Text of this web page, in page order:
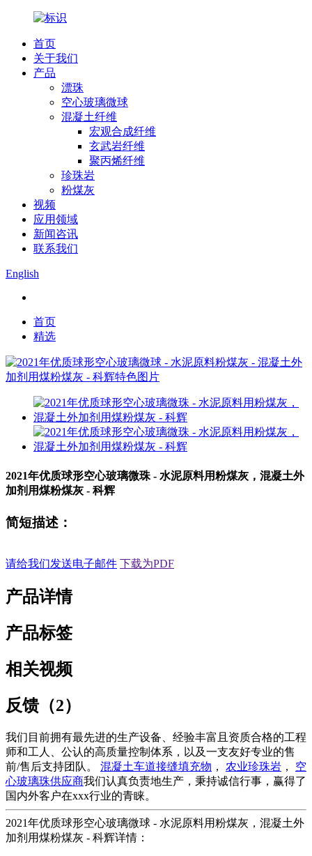
首页
关于我们
产品
漂珠
空心玻璃微球
混凝土纤维
宏观合成纤维
玄武岩纤维
聚丙烯纤维
珍珠岩
粉煤灰
视频
应用领域
新闻咨讯
联系我们
English
首页
精选
2021年优质球形空心玻璃微珠 - 水泥原料用粉煤灰，混凝土外
加剂用煤粉煤灰 - 科辉
简短描述：
请给我们发送电子邮件 下载为PDF
产品详情
产品标签
相关视频
反馈（2）
我们目前拥有最先进的生产设备、经验丰富且资质合格的工程
师和工人、公认的高质量控制体系，以及一支友好专业的售
前/售后支持团队。 混凝土车道接缝填充物 ， 农业珍珠岩 ， 空
心玻璃珠供应商我们认真负责地生产，秉持诚信行事，赢得了
国内外客户在xxx行业的青睐。
2021年优质球形空心玻璃微球 - 水泥原料用粉煤灰，混凝土外
加剂用煤粉煤灰 - 科辉详情：